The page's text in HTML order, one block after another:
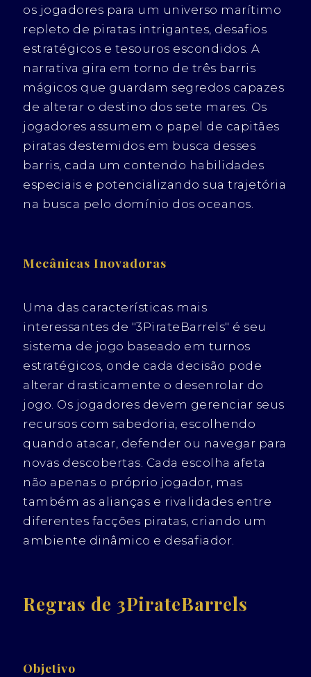
os jogadores para um universo marítimo
repleto de piratas intrigantes, desafios
estratégicos e tesouros escondidos. A
narrativa gira em torno de três barris
mágicos que guardam segredos capazes
de alterar o destino dos sete mares. Os
jogadores assumem o papel de capitães
piratas destemidos em busca desses
barris, cada um contendo habilidades
especiais e potencializando sua trajetória
na busca pelo domínio dos oceanos.
Mecânicas Inovadoras
Uma das características mais
interessantes de "3PirateBarrels" é seu
sistema de jogo baseado em turnos
estratégicos, onde cada decisão pode
alterar drasticamente o desenrolar do
jogo. Os jogadores devem gerenciar seus
recursos com sabedoria, escolhendo
quando atacar, defender ou navegar para
novas descobertas. Cada escolha afeta
não apenas o próprio jogador, mas
também as alianças e rivalidades entre
diferentes facções piratas, criando um
ambiente dinâmico e desafiador.
Regras de 3PirateBarrels
Objetivo